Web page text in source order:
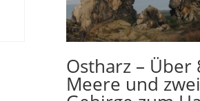
Ostharz – Über
Meere und zwei